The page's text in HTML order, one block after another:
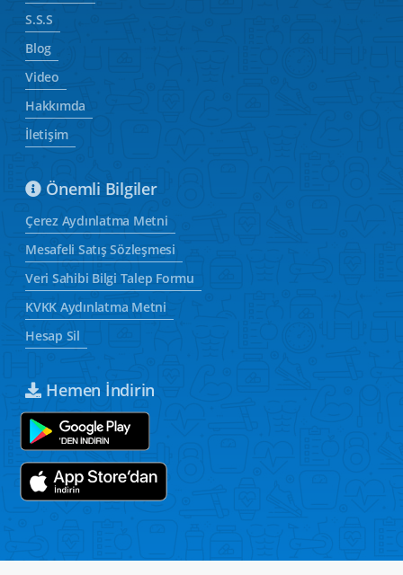
S.S.S
Blog
Video
Hakkımda
İletişim
Önemli Bilgiler
Çerez Aydınlatma Metni
Mesafeli Satış Sözleşmesi
Veri Sahibi Bilgi Talep Formu
KVKK Aydınlatma Metni
Hesap Sil
Hemen İndirin